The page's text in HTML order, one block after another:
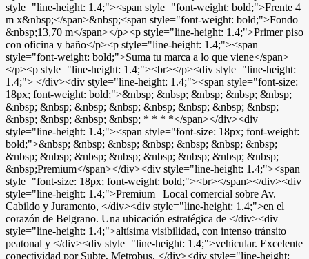
style="line-height: 1.4;"><span style="font-weight: bold;">Frente 4
m x&nbsp;</span>&nbsp;<span style="font-weight: bold;">Fondo
&nbsp;13,70 m</span></p><p style="line-height: 1.4;">Primer piso
con oficina y baño</p><p style="line-height: 1.4;"><span
style="font-weight: bold;">Suma tu marca a lo que viene</span>
</p><p style="line-height: 1.4;"><br></p><div style="line-height:
1.4;"> </div><div style="line-height: 1.4;"><span style="font-size:
18px; font-weight: bold;">&nbsp; &nbsp; &nbsp; &nbsp; &nbsp;
&nbsp; &nbsp; &nbsp; &nbsp; &nbsp; &nbsp; &nbsp; &nbsp;
&nbsp; &nbsp; &nbsp; &nbsp; * * * *</span></div><div
style="line-height: 1.4;"><span style="font-size: 18px; font-weight:
bold;">&nbsp; &nbsp; &nbsp; &nbsp; &nbsp; &nbsp; &nbsp;
&nbsp; &nbsp; &nbsp; &nbsp; &nbsp; &nbsp; &nbsp; &nbsp;
&nbsp;Premium</span></div><div style="line-height: 1.4;"><span
style="font-size: 18px; font-weight: bold;"><br></span></div><div
style="line-height: 1.4;">Premium | Local comercial sobre Av.
Cabildo y Juramento, </div><div style="line-height: 1.4;">en el
corazón de Belgrano. Una ubicación estratégica de </div><div
style="line-height: 1.4;">altísima visibilidad, con intenso tránsito
peatonal y </div><div style="line-height: 1.4;">vehicular. Excelente
conectividad por Subte, Metrobus, </div><div style="line-height: